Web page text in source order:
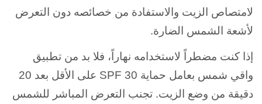
لامتصاص الزيت والاستفادة من خصائصه دون التعرض
لأشعة الشمس الضارة.
إذا كنت مضطراً لاستخدامه نهاراً، فلا بد من تطبيق
واقي شمس بعامل حماية SPF 30 على الأقل بعد 20
دقيقة من وضع الزيت. تجنب التعرض المباشر للشمس